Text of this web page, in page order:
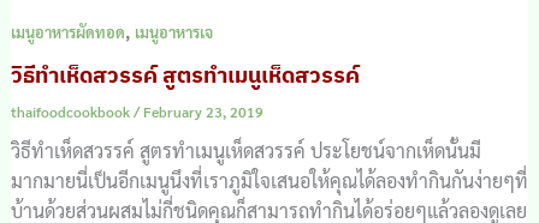
เมนูอาหารผัดทอด, เมนูอาหารเจ
วิธีทำเห็ดสวรรค์ สูตรทำเมนูเห็ดสวรรค์
thaifoodcookbook/February 23, 2019
วิธีทำเห็ดสวรรค์ สูตรทำเมนูเห็ดสวรรค์ ประโยชน์จากเห็ดนั้นมี
มากมายนี่เป็นอีกเมนูนึงที่เราภูมิใจเสนอให้คุณได้ลองทำกินกันง่ายๆที่
บ้านด้วยส่วนผสมไม่กี่ชนิดคุณก็สามารถทำกินได้อร่อยๆแล้วลองดูเลย